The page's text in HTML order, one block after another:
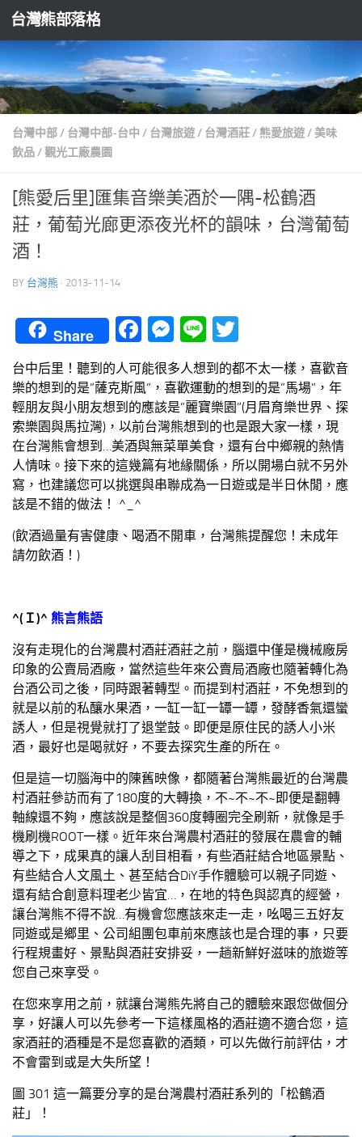
Skip to content
台灣熊部落格
台灣中部/ 台灣中部-台中 / 台灣旅遊/ 台灣酒莊/ 熊愛旅遊/ 美味
飲品/觀光工廠農園
[熊愛后里]匯集音樂美酒於一隅-松鶴酒
莊，葡萄光廊更添夜光杯的韻味，台灣葡萄
酒！
BY 台灣熊 · 2013-11-14
Share Facebook
Messenger
Line
台中后里！聽到的人可能很多人想到的都不太一樣，喜歡音
樂的想到的是”薩克斯風”，喜歡運動的想到的是”馬場”，年
輕朋友與小朋友想到的應該是”麗寶樂園”(月眉育樂世界、探
索樂園與馬拉灣)，以前台灣熊想到的也是跟大家一樣，現
在台灣熊會想到…美酒與無菜單美食，還有台中鄉親的熱情
人情味。接下來的這幾篇有地緣關係，所以開場白就不另外
寫，也建議您可以挑選與串聯成為一日遊或是半日休閒，應
該是不錯的做法！ ^_^
(飲酒過量有害健康、喝酒不開車，台灣熊提醒您！未成年
請勿飲酒！)
^( Ｉ)^ 熊言熊語
沒有走現化的台灣農村酒莊酒莊之前，腦還中僅是機械廠房
印象的公賣局酒廠，當然這些年來公賣局酒廠也隨著轉化為
台酒公司之後，同時跟著轉型。而提到村酒莊，不免想到的
就是以前的私釀水果酒，一缸一缸一罈一罈，發酵香氣還蠻
誘人，但是視覺就打了退堂鼓。即便是原住民的誘人小米
酒，最好也是喝就好，不要去探究生產的所在。
但是這一切腦海中的陳舊映像，都隨著台灣熊最近的台灣農
村酒莊參訪而有了180度的大轉換，不~不~不~即便是翻轉
軸線還不夠，應該說是整個360度轉圈完全刷新，就像是手
機刷機ROOT一樣。近年來台灣農村酒莊的發展在農會的輔
導之下，成果真的讓人刮目相看，有些酒莊結合地區景點、
有些結合人文風土、甚至結合DiY手作體驗可以親子同遊、
還有結合創意料理老少皆宜…，在地的特色與認真的經營，
讓台灣熊不得不說…有機會您應該來走一走，吆喝三五好友
同遊或是鄉里、公司組團包車前來應該也是合理的事，只要
行程規畫好、景點與酒莊安排妥，一趟新鮮好滋味的旅遊等
您自己來享受。
在您來享用之前，就讓台灣熊先將自己的體驗來跟您做個分
享，好讓人可以先參考一下這樣風格的酒莊適不適合您，這
家酒莊的酒種是不是您喜歡的酒類，可以先做行前評估，才
不會雷到或是大失所望！
圖 301 這一篇要分享的是台灣農村酒莊系列的「松鶴酒
莊」！